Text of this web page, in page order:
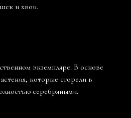
и хвои.
экземпляре. В основе
которые сгорели в
серебряными.